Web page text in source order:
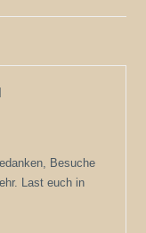
Besuche
Last euch in